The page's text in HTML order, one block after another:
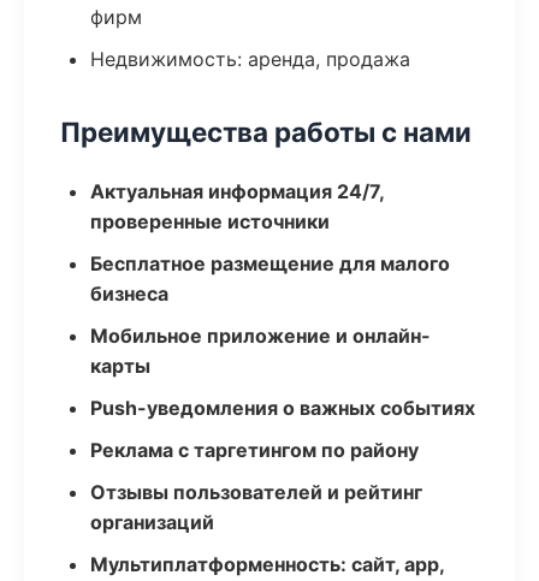
фирм
Недвижимость: аренда, продажа
Преимущества работы с нами
Актуальная информация 24/7,
проверенные источники
Бесплатное размещение для малого
бизнеса
Мобильное приложение и онлайн-
карты
Push-уведомления о важных событиях
Реклама с таргетингом по району
Отзывы пользователей и рейтинг
организаций
Мультиплатформенность: сайт, app,